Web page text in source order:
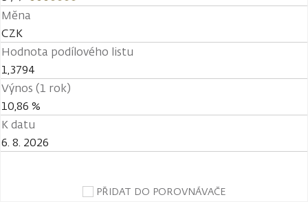
Měna
CZK
Hodnota podílového listu
1,3794
Výnos (1 rok)
10,86 %
K datu
6. 8. 2026
PŘIDAT DO POROVNÁVAČE